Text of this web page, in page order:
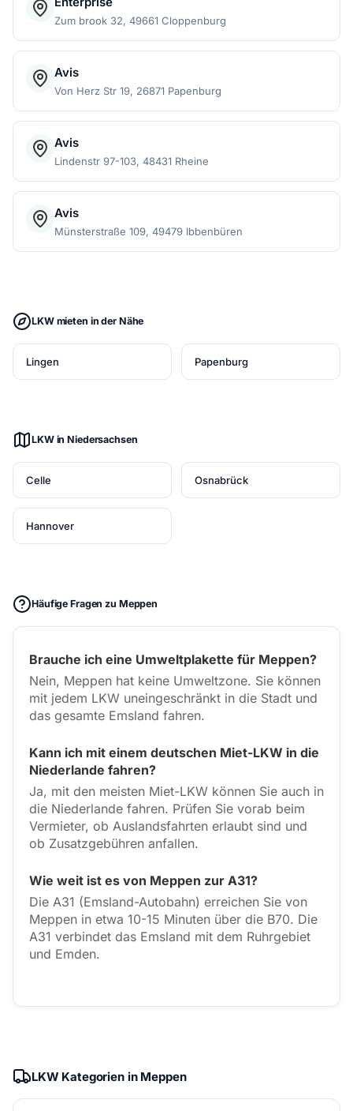
Zum brook 32, 49661 Cloppenburg
Avis
Von Herz Str 19, 26871 Papenburg
Avis
Lindenstr 97-103, 48431 Rheine
Avis
Münsterstraße 109, 49479 Ibbenbüren
LKW mieten in der Nähe
Lingen Papenburg
LKW in Niedersachsen
Celle Osnabrück
Hannover
Häufige Fragen zu Meppen
Brauche ich eine Umweltplakette für Meppen?
Nein, Meppen hat keine Umweltzone. Sie können
mit jedem LKW uneingeschränkt in die Stadt und
das gesamte Emsland fahren.
Kann ich mit einem deutschen Miet-LKW in die
Niederlande fahren?
Ja, mit den meisten Miet-LKW können Sie auch in
die Niederlande fahren. Prüfen Sie vorab beim
Vermieter, ob Auslandsfahrten erlaubt sind und
ob Zusatzgebühren anfallen.
Wie weit ist es von Meppen zur A31?
Die A31 (Emsland-Autobahn) erreichen Sie von
Meppen in etwa 10-15 Minuten über die B70. Die
A31 verbindet das Emsland mit dem Ruhrgebiet
und Emden.
LKW Kategorien in Meppen